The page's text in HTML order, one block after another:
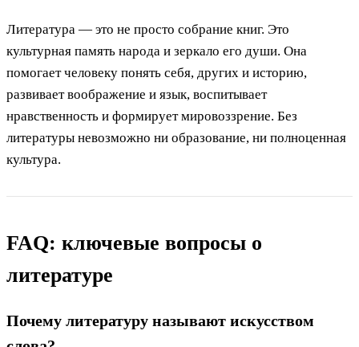
Литература — это не просто собрание книг. Это
культурная память народа и зеркало его души. Она
помогает человеку понять себя, других и историю,
развивает воображение и язык, воспитывает
нравственность и формирует мировоззрение. Без
литературы невозможно ни образование, ни полноценная
культура.
FAQ: ключевые вопросы о
литературе
Почему литературу называют искусством